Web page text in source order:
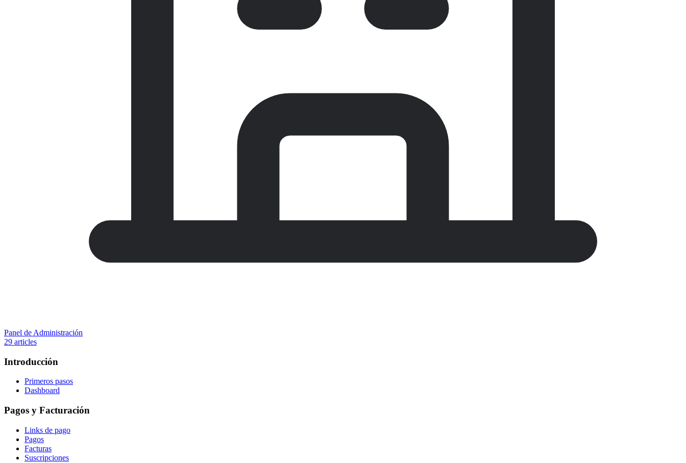
Panel de Administración
29 articles
Introducción
Primeros pasos
Dashboard
Pagos y Facturación
Links de pago
Pagos
Facturas
Suscripciones